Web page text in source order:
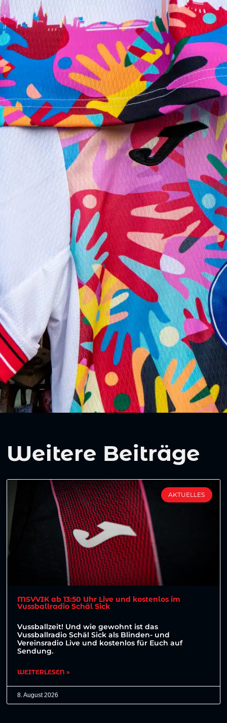
Weitere Beiträge
AKTUELLES
MSVVIK ab 13:50 Uhr Live und kostenlos im
Vussballradio Schäl Sick
Vussballzeit! Und wie gewohnt ist das
Vussballradio Schäl Sick als Blinden- und
Vereinsradio Live und kostenlos für Euch auf
Sendung.
WEITERLESEN »
8. August 2026